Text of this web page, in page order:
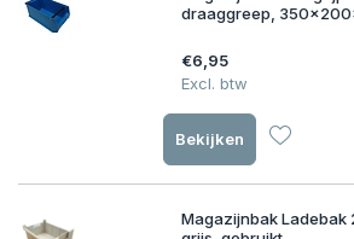
draaggreep,
€6,95
Excl. btw
Bekijken
Magazijnbak Ladebak